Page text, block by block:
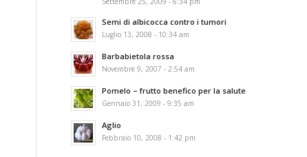
Semi di albicocca contro i tumori
Luglio 13, 2008 - 10:34 am
Barbabietola rossa
Novembre 9, 2007 - 2:54 am
Pomelo – frutto benefico per la salute
Gennaio 31, 2009 - 9:35 am
Aglio
Febbraio 10, 2008 - 1:42 pm